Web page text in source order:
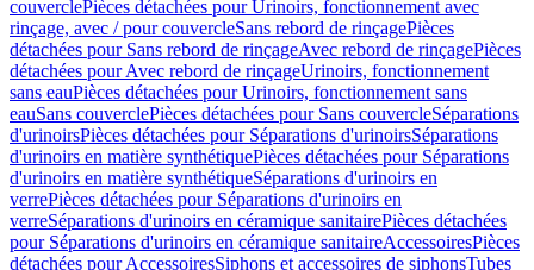
couverclePièces détachées pour Urinoirs, fonctionnement avec
rinçage, avec / pour couvercleSans rebord de rinçagePièces
détachées pour Sans rebord de rinçageAvec rebord de rinçagePièces
détachées pour Avec rebord de rinçageUrinoirs, fonctionnement
sans eauPièces détachées pour Urinoirs, fonctionnement sans
eauSans couverclePièces détachées pour Sans couvercleSéparations
d'urinoirsPièces détachées pour Séparations d'urinoirsSéparations
d'urinoirs en matière synthétiquePièces détachées pour Séparations
d'urinoirs en matière synthétiqueSéparations d'urinoirs en
verrePièces détachées pour Séparations d'urinoirs en
verreSéparations d'urinoirs en céramique sanitairePièces détachées
pour Séparations d'urinoirs en céramique sanitaireAccessoiresPièces
détachées pour AccessoiresSiphons et accessoires de siphonsTubes